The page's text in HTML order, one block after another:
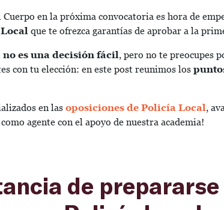
en la próxima convocatoria es hora de
que te ofrezca garantías de aprobar a la
es una decisión fácil, pero no te preocupes
con tu elección: en este post reunimos los
en las oposiciones de Policía Local,
agente con el apoyo de nuestra academia!
de